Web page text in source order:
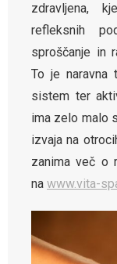
zdravljena,
refleksnih
sproščanje in
To je naravna
sistem ter
ima zelo malo
izvaja na
zanima več o
na www.vita-